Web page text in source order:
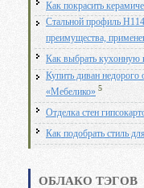
Как покрасить
Стальной профиль
преимущества,
Как выбрать кухонную
Купить диван недорого
«Мебелико» 5
Отделка стен
Как подобрать стиль
ОБЛАКО ТЭГОВ